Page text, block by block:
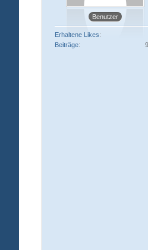
Benutzer
Erhaltene Likes
Beiträge